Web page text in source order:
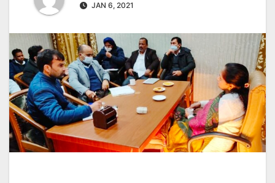
JAN 6, 2021